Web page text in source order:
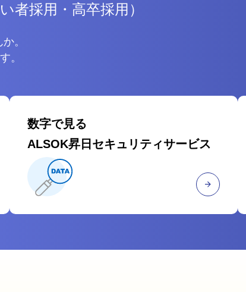
者採用・高卒採用）
。
。
数字で見る
ALSOK昇日セキュリティサービス